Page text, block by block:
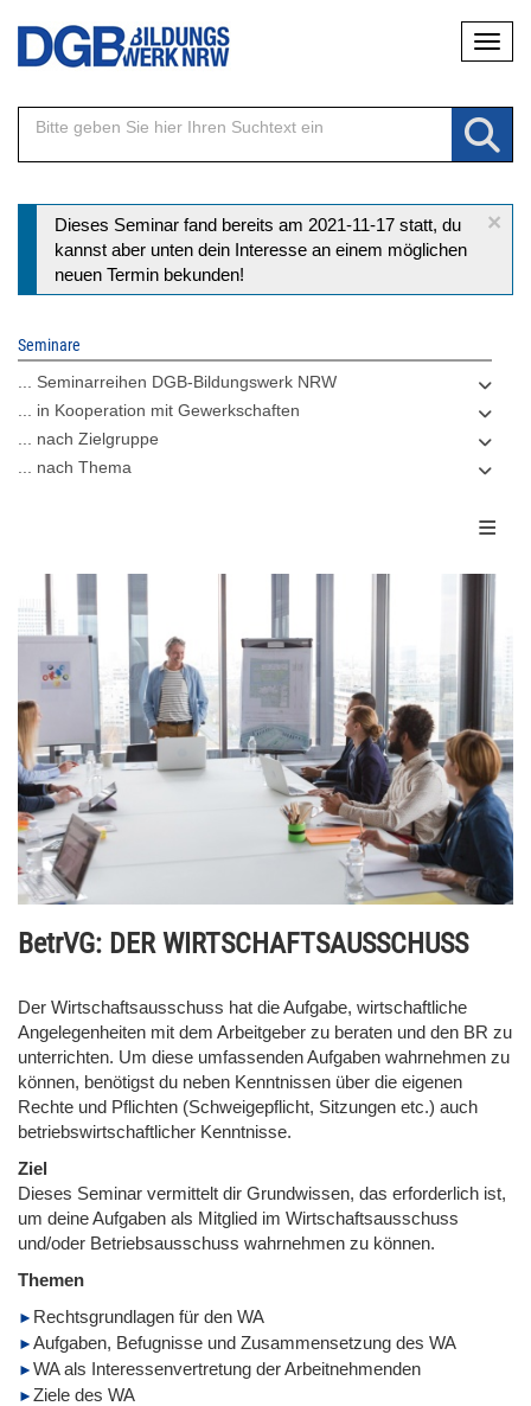
Direkt
Inhalt
×
Statusmeldung
Dieses Seminar fand bereits am 2021-11-17 statt, du
kannst aber unten dein Interesse an einem möglichen
neuen Termin bekunden!
Seminare
... Seminarreihen DGB-Bildungswerk NRW
... in Kooperation mit Gewerkschaften
... nach Zielgruppe
... nach Thema
BetrVG: DER WIRTSCHAFTSAUSSCHUSS
Der Wirtschaftsausschuss hat die Aufgabe, wirtschaftliche
Angelegenheiten mit dem Arbeitgeber zu beraten und den BR zu
unterrichten. Um diese umfassenden Aufgaben wahrnehmen zu
können, benötigst du neben Kenntnissen über die eigenen
Rechte und Pflichten (Schweigepflicht, Sitzungen etc.) auch
betriebswirtschaftlicher Kenntnisse.
Ziel
Dieses Seminar vermittelt dir Grundwissen, das erforderlich ist,
um deine Aufgaben als Mitglied im Wirtschaftsausschuss
und/oder Betriebsausschuss wahrnehmen zu können.
Themen
Rechtsgrundlagen für den WA
Aufgaben, Befugnisse und Zusammensetzung des WA
WA als Interessenvertretung der Arbeitnehmenden
Ziele des WA